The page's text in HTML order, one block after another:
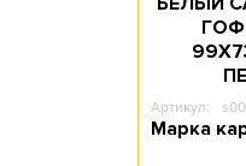
Артикул:
Марка